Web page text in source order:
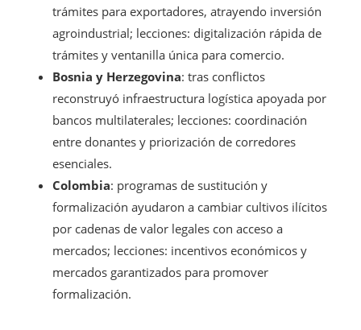
trámites para exportadores, atrayendo inversión
agroindustrial; lecciones: digitalización rápida de
trámites y ventanilla única para comercio.
Bosnia y Herzegovina: tras conflictos
reconstruyó infraestructura logística apoyada por
bancos multilaterales; lecciones: coordinación
entre donantes y priorización de corredores
esenciales.
Colombia: programas de sustitución y
formalización ayudaron a cambiar cultivos ilícitos
por cadenas de valor legales con acceso a
mercados; lecciones: incentivos económicos y
mercados garantizados para promover
formalización.